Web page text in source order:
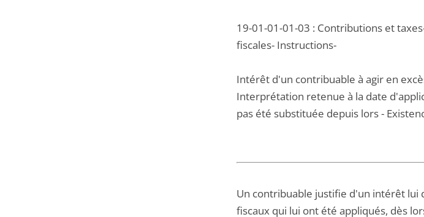
19-01-01-01-03 : Contributions et
fiscales- Instructions-
Intérêt d'un contribuable à agir en
Interprétation retenue à la date
pas été substituée depuis lors -
Un contribuable justifie d'un intérêt
fiscaux qui lui ont été appliqués, dès